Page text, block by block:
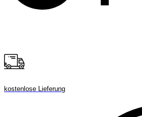
kostenlose Lieferung